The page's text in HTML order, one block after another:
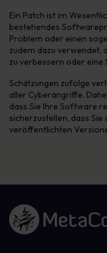
Ein Patch ist im
bestehendes
Problem oder einen
zudem dazu verwendet,
zu verbessern oder eine
Schätzungen zufolge
aller Cyberangriffe.
dass Sie Ihre Software
sicherzustellen, dass
veröffentlichten
Link zur Homepage